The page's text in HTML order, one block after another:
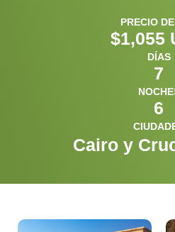
PRECIO
$1,055
DÍAS
7
6
Cairo y